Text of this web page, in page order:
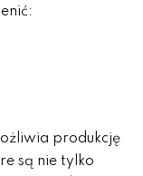
produkcję
są nie tylko